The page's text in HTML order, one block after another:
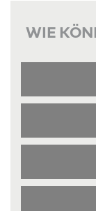
WIE